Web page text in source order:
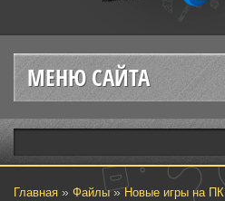
МЕНЮ САЙТА
Главная » Файлы»Новые игры на ПК